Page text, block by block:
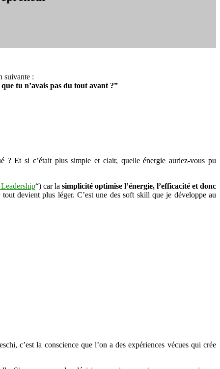
suivante :
tu n’avais pas du tout avant ?”
? Et si c’était plus simple et clair, quelle énergie auriez-vous pu
“) car la simplicité optimise l’énergie, l’efficacité et donc
devient plus léger. C’est une des soft skill que je développe au
c’est la conscience que l’on a des expériences vécues qui crée